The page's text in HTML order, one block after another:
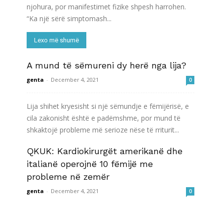
njohura, por manifestimet fizike shpesh harrohen.
“Ka një sërë simptomash...
Lexo më shumë
A mund të sëmureni dy herë nga lija?
genta - December 4, 2021 0
Lija shihet kryesisht si një sëmundje e fëmijërisë, e
cila zakonisht është e padëmshme, por mund të
shkaktojë probleme më serioze nëse të rriturit...
Lexo më shumë
QKUK: Kardiokirurgët amerikanë dhe
italianë operojnë 10 fëmijë me
probleme në zemër
genta - December 4, 2021 0